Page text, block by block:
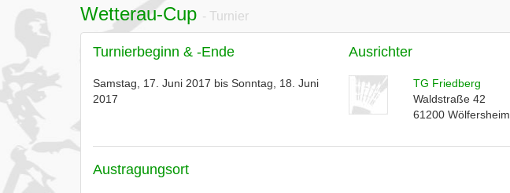
Wetterau-Cup - Turnier
Turnierbeginn & -Ende
Samstag, 17. Juni 2017 bis Sonntag, 18. Juni
2017
Ausrichter
TG Friedberg
Waldstraße 42
61200 Wölfersheim
Austragungsort